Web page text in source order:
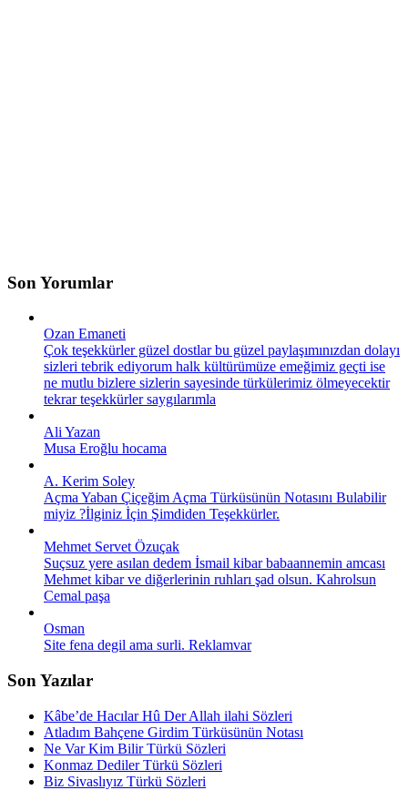
Son Yorumlar
Ozan Emaneti
Çok teşekkürler güzel dostlar bu güzel paylaşımınızdan dolayı
sizleri tebrik ediyorum halk kültürümüze emeğimiz geçti ise
ne mutlu bizlere sizlerin sayesinde türkülerimiz ölmeyecektir
tekrar teşekkürler saygılarımla
Ali Yazan
Musa Eroğlu hocama
A. Kerim Soley
Açma Yaban Çiçeğim Açma Türküsünün Notasını Bulabilir
miyiz ?İlginiz İçin Şimdiden Teşekkürler.
Mehmet Servet Özuçak
Suçsuz yere asılan dedem İsmail kibar babaannemin amcası
Mehmet kibar ve diğerlerinin ruhları şad olsun. Kahrolsun
Cemal paşa
Osman
Site fena degil ama surli. Reklamvar
Son Yazılar
Kâbe’de Hacılar Hû Der Allah ilahi Sözleri
Atladım Bahçene Girdim Türküsünün Notası
Ne Var Kim Bilir Türkü Sözleri
Konmaz Dediler Türkü Sözleri
Biz Sivaslıyız Türkü Sözleri